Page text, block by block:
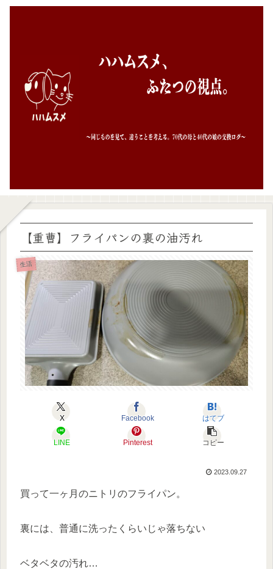
【重曹】フライパンの裏の油汚れ
生活
X Facebook はてブ
LINE Pinterest コピー
2023.09.27
買って一ヶ月のニトリのフライパン。
裏には、普通に洗ったくらいじゃ落ちない
ベタベタの汚れ…